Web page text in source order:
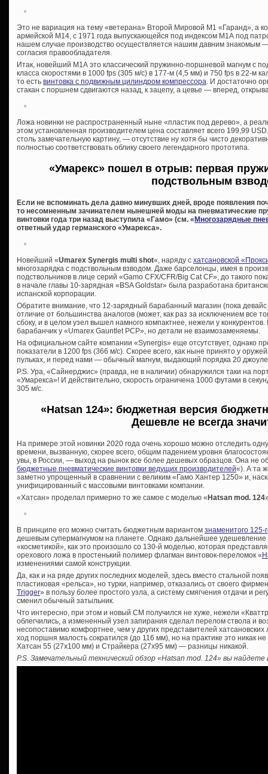
Это не вариация на тему «ветерана» Второй Мировой М1 «Гаранд», а
армейской М14, с 1971 года выпускающейся под индексом М1А под
нашем случае производство осуществляется нашим давним знакомым
согласия правообладателя.
Итак, новейший М1А это классический пружинно-поршневой магнум с
класса скоростями в 1000 fps (305 м/с) в 177-м (4,5 мм) и 750 fps в 22-м
то есть винтовка с подвижным цилиндром компрессора. И достаточно
стакан с поршнем сдвигаются назад, к зацепу, а цевье — вперед,
Ложа новинки не распространенный ныне «пластик под дерево», а
этом установленная производителем цена составляет всего 199,99
столь замечательную картину, — отсутствие ну хотя бы чисто
полностью соответствовать облику своего легендарного прототипа.
«Умарекс» пошел в отрыв: первая
подствольным
Если не вспоминать дела давно минувших дней, вроде появления
то несомненным зачинателем нынешней моды на пневматические
винтовки года три назад выступила «Гамо» (см. «Многозарядные
ответный удар германского «Умарекса».
Новейший «Umarex Synergis multi shot«, наряду с хатсановской
многозарядка с подствольным взводом. Даже барселонцы, имея в
подствольников в лице серий «Gamo CFX/CFR/Big Cat CF», до такого
в начале главы 10-зарядная «BSA Goldstar» была разработана
испанской корпорации.
Обратите внимание, что 12-зарядный барабанный магазин (пока девайс
отличие от большинства аналогов (может, как раз за исключением все
сбоку, и в целом узел вышел намного компактнее, нежели у
барабанчик у «Umarex Gauntlet PCP», но детали не взаимозаменяемы.
На официальном сайте компании «Synergis» еще отсутствует, однако
показатели в 1200 fps (366 м/с). Скорее всего, как ныне принято у
пульках, и перед нами — обычный магнум, выдающий порядка 20
P.S. Ура, «Сайнерджис» (правда, не в наличии) обнаружился таки на
«Умарекса»! И действительно, скорость ограничена 1000 футами в
305 м/с.
«Hatsan 124»: бюджетная версия
Дешевле не всегда
На примере этой новинки 2020 года очень хорошо можно отследить
времени, вызванную, скорее всего, общим падением уровня
увы, в России, — выход на рынок все более дешевых образцов. Она не
бюджетные пневматические винтовки ведущих производителей«). А та
заметно упрощенный в сравнении с великим «Гамо Хантер 1250» и,
унифицированный с массовыми винтовками компании.
«Хатсан» проделал примерно то же самое с моделью «Hatsan mod. 124
В принципе его можно считать бюджетным вариантом знаменитого 125-
дешевым супермагнумом на планете. Однако дальнейшее удешевление
«косметикой», как это произошло со 130-й моделью, которая
орехового ложа в простенький полимер флагман винтовок-переломок «
изменениями самой конструкции.
Да, как и на ряде других последних моделей, здесь вместо стальной
пластиковая «рельса», но турки, например, отказались от своего
Trigger» в пользу более простого узла, а систему смягчения отдачи и
сменил обычный затыльник.
Что интересно, при этом и новый СМ получился не хуже, нежели
облегчились, а измененный узел запирания сделал перелом ствола и
несопоставимо комфортнее, чем у других представителей
ход поршня малость сократился (до 116 мм), но на практике это никак
Хатсан 55 (27х100 мм) и Страйкера (27х95 мм) — разницы никакой.
P.S. Замечательный технический обзор «Hatsan mod. 124» вы найдете